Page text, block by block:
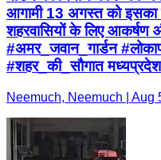
आगामी 13 अगस्त को इसका
शहरवासियों के लिए आकर्षण
#अमर_जवान_गार्डन
#शहर_की_सौगात
Neemuch, Neemuch | Aug